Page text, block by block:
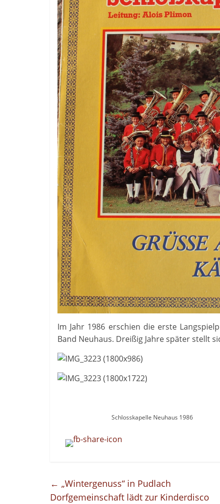
Im Jahr 1986 erschien die erste
Band Neuhaus. Dreißig Jahre später stellt
Schlosskapelle Neuhaus 1986
← „Wintergenuss“ in Pudlach
Dorfgemeinschaft lädt zur Kinderdisco